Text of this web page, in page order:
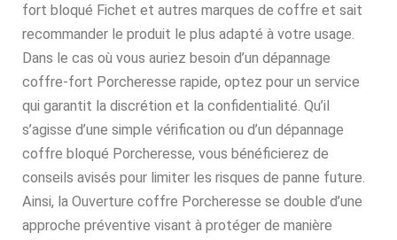
fort bloqué Fichet et autres marques de coffre et sait
recommander le produit le plus adapté à votre usage.
Dans le cas où vous auriez besoin d’un dépannage
coffre-fort Porcheresse rapide, optez pour un service
qui garantit la discrétion et la confidentialité. Qu’il
s’agisse d’une simple vérification ou d’un dépannage
coffre bloqué Porcheresse, vous bénéficierez de
conseils avisés pour limiter les risques de panne future.
Ainsi, la Ouverture coffre Porcheresse se double d’une
approche préventive visant à protéger de manière